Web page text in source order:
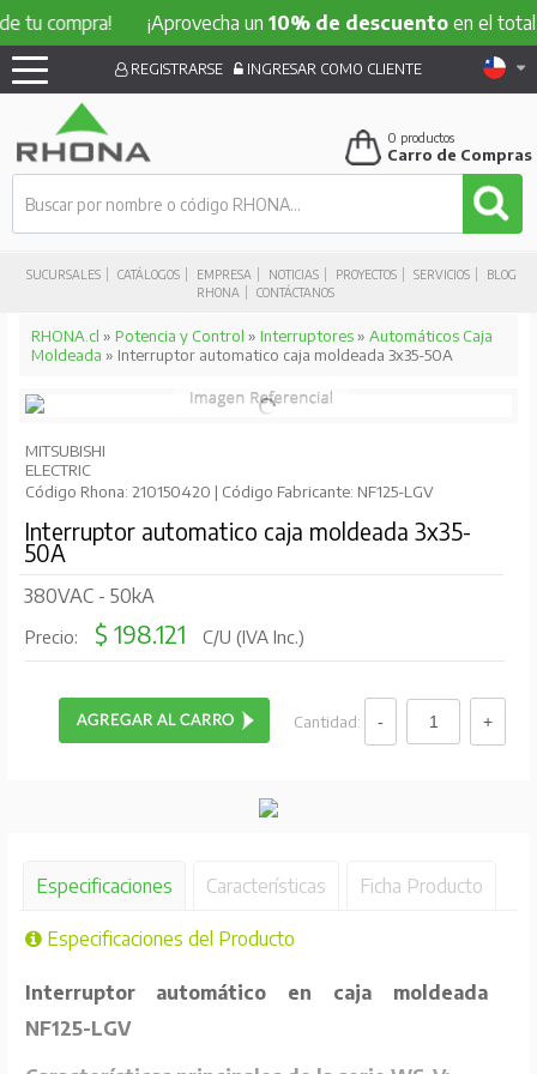
compra! ¡Aprovecha un10% de descuentoen el total
SUCURSALES CATÁLOGOS EMPRESA NOTICIAS PROYECTOS SERVICIOS
BLOG
RHONA
CONTÁCTANOS
REGISTRARSE INGRESAR COMO CLIENTE
0 productos
Carro de Compras
RHONA.cl » Potencia y Control » Interruptores» Automáticos Caja
Moldeada » Interruptor automatico caja moldeada 3x35-50A
MITSUBISHI
ELECTRIC
Código Rhona: 210150420 | Código Fabricante: NF125-LGV
Interruptor automatico caja moldeada 3x35-
50A
380VAC - 50kA
Precio: $ 198.121 C/U (IVA Inc.)
Cantidad:
Especificaciones Características Ficha Producto
Especificaciones del Producto
Interruptor automático en caja moldeada
NF125-LGV